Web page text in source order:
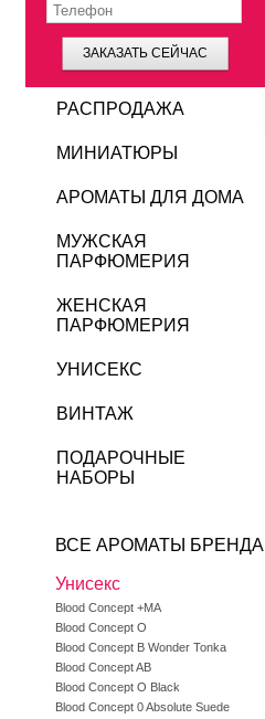
ЗАКАЗАТЬ СЕЙЧАС
РАСПРОДАЖА
МИНИАТЮРЫ
АРОМАТЫ ДЛЯ ДОМА
МУЖСКАЯ
ПАРФЮМЕРИЯ
ЖЕНСКАЯ
ПАРФЮМЕРИЯ
УНИСЕКС
ВИНТАЖ
ПОДАРОЧНЫЕ
НАБОРЫ
ВСЕ АРОМАТЫ БРЕНДА
Унисекс
Blood Concept +MA
Blood Concept O
Blood Concept B Wonder Tonka
Blood Concept AB
Blood Concept O Black
Blood Concept 0 Absolute Suede